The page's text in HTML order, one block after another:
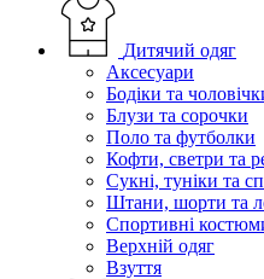
Дитячий одяг
Аксесуари
Бодіки та
Блузи та сорочки
Поло та футболки
Кофти, светри та
Сукні, туніки та
Штани, шорти та
Спортивні
Верхній одяг
Взуття